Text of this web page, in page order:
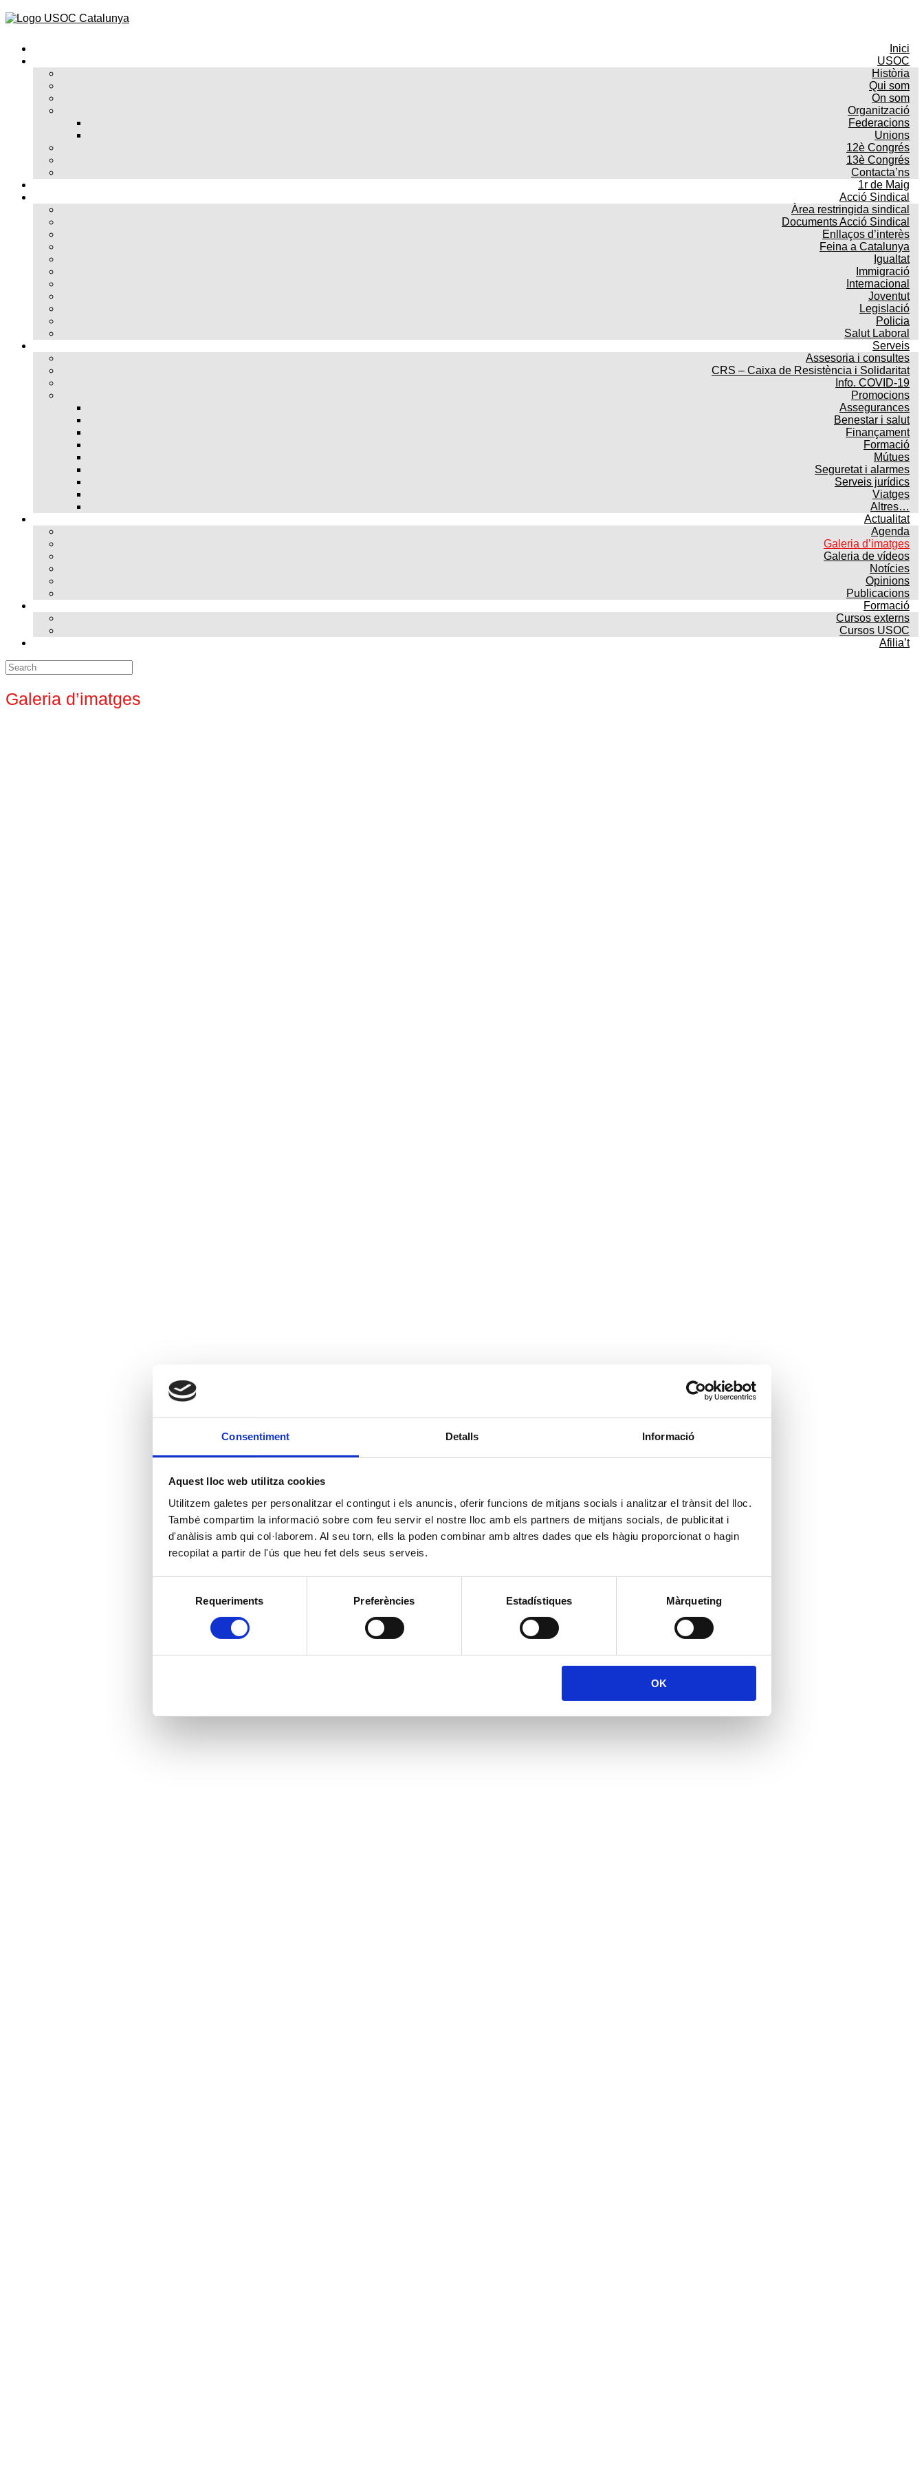
Consentiment Detalls Informació
Aquest lloc web utilitza cookies
Utilitzem galetes per personalitzar el contingut i els anuncis, oferir funcions de mitjans socials i analitzar el trànsit del lloc.
També compartim la informació sobre com feu servir el nostre lloc amb els partners de mitjans socials, de publicitat i
d'anàlisis amb qui col·laborem. Al seu torn, ells la poden combinar amb altres dades que els hàgiu proporcionat o hagin
recopilat a partir de l'ús que heu fet dels seus serveis.
consentiment
Requeriments Preferències Estadístiques Màrqueting
OK
Inici
USOC
Història
Qui som
On som
Organització
Federacions
Unions
12è Congrés
13è Congrés
Contacta’ns
1r de Maig
Acció Sindical
Àrea restringida sindical
Documents Acció Sindical
Enllaços d’interès
Feina a Catalunya
Igualtat
Immigració
Internacional
Joventut
Legislació
Policia
Salut Laboral
Serveis
Assesoria i consultes
CRS – Caixa de Resistència i Solidaritat
Info. COVID-19
Promocions
Assegurances
Benestar i salut
Finançament
Formació
Mútues
Seguretat i alarmes
Serveis jurídics
Viatges
Altres…
Actualitat
Agenda
Galeria d’imatges
Galeria de vídeos
Notícies
Opinions
Publicacions
Formació
Cursos externs
Cursos USOC
Afilia’t
Search
for:
Galeria d’imatges